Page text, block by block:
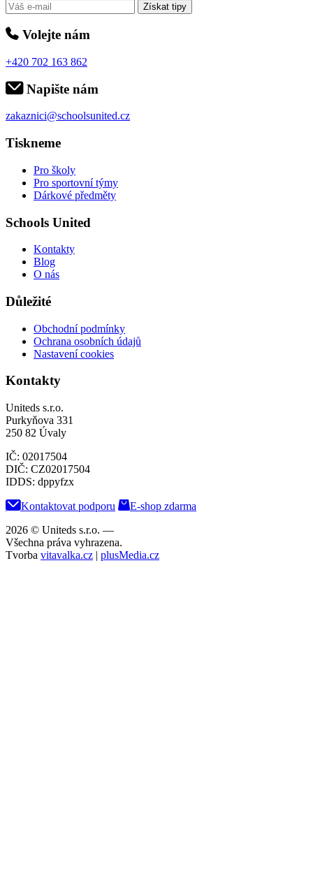
Získat tipy
Volejte nám
+420 702 163 862
Napište nám
zakaznici@schoolsunited.cz
Tiskneme
Pro školy
Pro sportovní týmy
Dárkové předměty
Schools United
Kontakty
Blog
O nás
Důležité
Obchodní podmínky
Ochrana osobních údajů
Nastavení cookies
Kontakty
Uniteds s.r.o.
Purkyňova 331
250 82 Úvaly
IČ: 02017504
DIČ: CZ02017504
IDDS: dppyfzx
Kontaktovat podporu
E-shop zdarma
2026 © Uniteds s.r.o. —
Všechna práva vyhrazena.
Tvorba vitavalka.cz | plusMedia.cz